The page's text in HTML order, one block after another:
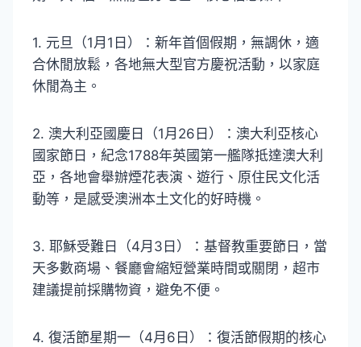
1. 元旦（1月1日）：新年首個假期，無調休，適
合休閒放鬆，各地無大型官方慶祝活動，以家庭
休閒為主。
2. 澳大利亞國慶日（1月26日）：澳大利亞核心
國家節日，紀念1788年英國第一艦隊抵達澳大利
亞，各地會舉辦煙花表演、遊行、原住民文化活
動等，是感受澳洲本土文化的好時機。
3. 耶穌受難日（4月3日）：基督教重要節日，當
天多數商場、餐廳會縮短營業時間或關閉，超市
建議提前採購物資，避免不便。
4. 復活節星期一（4月6日）：復活節假期的核心